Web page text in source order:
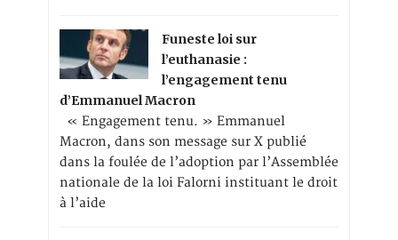
Funeste loi sur
l’euthanasie :
l’engagement tenu
d’Emmanuel Macron
« Engagement tenu. » Emmanuel
Macron, dans son message sur X publié
dans la foulée de l’adoption par l’Assemblée
nationale de la loi Falorni instituant le droit
à l’aide